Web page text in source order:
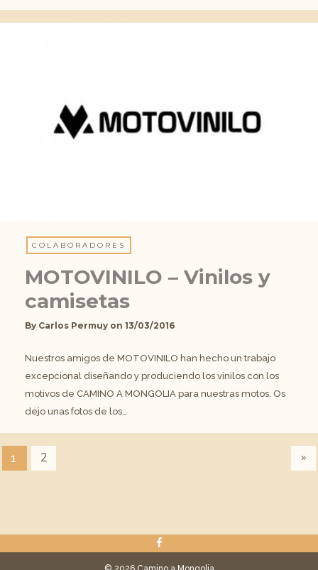
COLABORADORES
MOTOVINILO – Vinilos y
camisetas
By Carlos Permuy on 13/03/2016
Nuestros amigos de MOTOVINILO han hecho un trabajo
excepcional diseñando y produciendo los vinilos con los
motivos de CAMINO A MONGOLIA para nuestras motos. Os
dejo unas fotos de los…
1 2 »